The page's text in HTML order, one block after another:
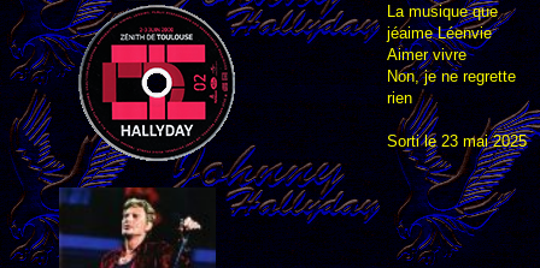
La musique que
jéaime Léenvie
Aimer vivre
Non, je ne regrette
rien
Sorti le 23 mai 2025